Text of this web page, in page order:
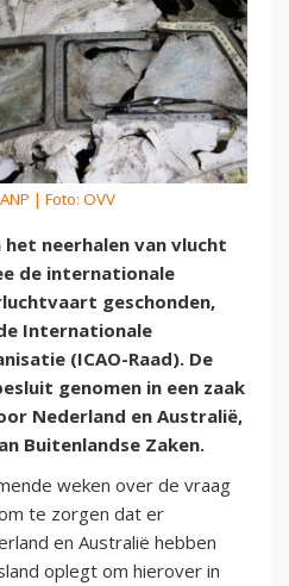
ANP | Foto: OVV
het neerhalen van vlucht
de internationale
geschonden,
Internationale
(ICAO-Raad). De
genomen in een zaak
Nederland en Australië,
Buitenlandse Zaken.
weken over de vraag
te zorgen dat er
en Australië hebben
oplegt om hierover in